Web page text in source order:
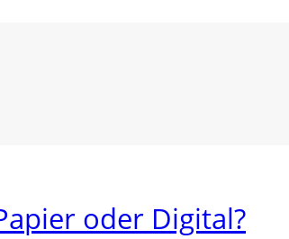
oder Digital?